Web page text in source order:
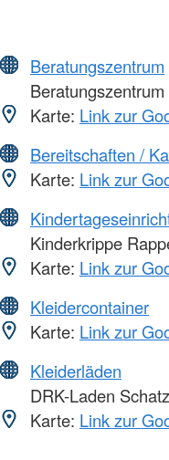
Beratungszentrum
Karte: Link zur
Bereitschaften /
Karte: Link zur
Kinderkrippe
Karte: Link zur
Kleidercontainer
Karte: Link zur
Kleiderläden
DRK-Laden
Karte: Link zur